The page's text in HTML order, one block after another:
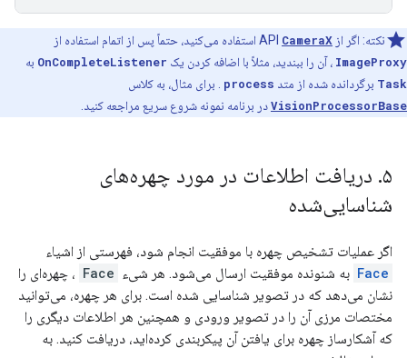
نکته: اگر از API CameraX
استفاده می‌کنید، حتماً پس از اتمام استفاده از
ImageProxy ، آن را ببندید، مثلاً با اضافه کردن یک OnCompleteListener به
Task برگردانده شده از متد process . برای مثال، به کلاس
VisionProcessorBaseدر برنامه نمونه شروع سریع مراجعه کنید.
۵. دریافت اطلاعات در مورد چهره‌های
شناسایی‌شده
اگر عملیات تشخیص چهره با موفقیت انجام شود، فهرستی از اشیاء
Face به شنونده موفقیت ارسال می‌شود. هر شیء Face ، چهره‌ای را
نشان می‌دهد که در تصویر شناسایی شده است. برای هر چهره، می‌توانید
مختصات مرزی آن را در تصویر ورودی و همچنین هر اطلاعات دیگری را
که آشکارساز چهره برای یافتن آن پیکربندی کرده‌اید، دریافت کنید. به